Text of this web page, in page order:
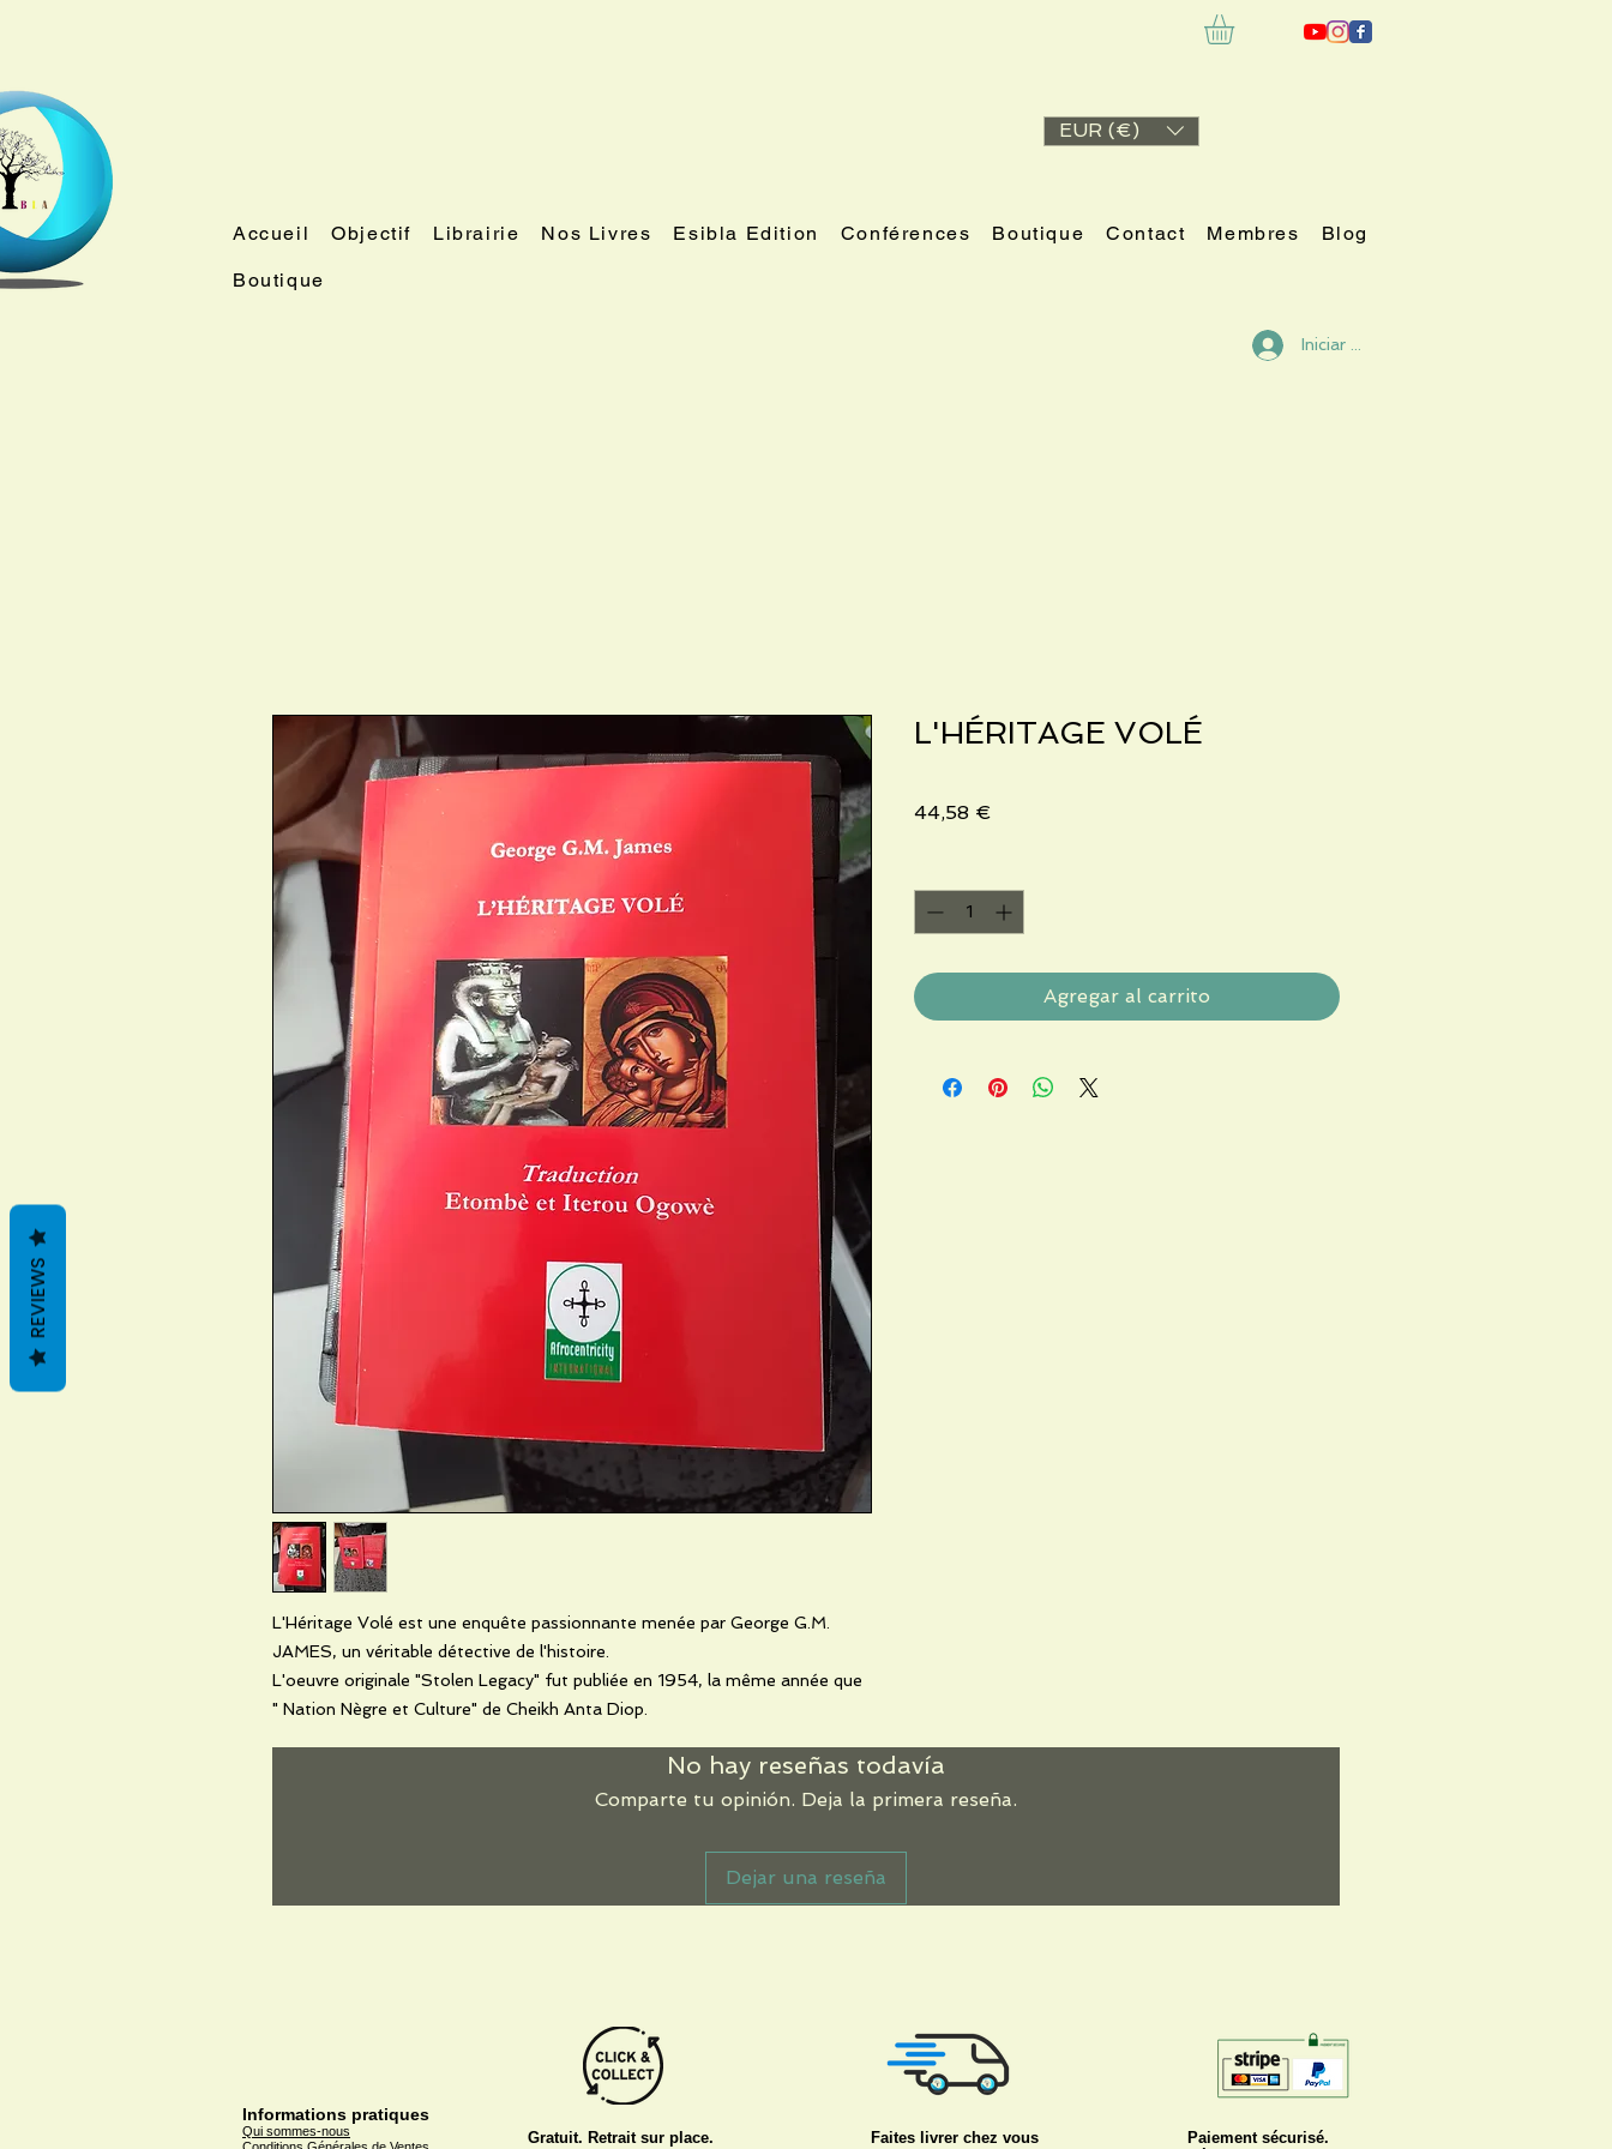
EUR (€)
Accueil Objectif Librairie Nos Livres Esibla Edition Conférences Boutique Contact Membres Blog
Boutique
Iniciar sesión
L'Héritage Volé est une enquête passionnante menée par George G.M.
JAMES, un véritable détective de l'histoire.
L'oeuvre originale "Stolen Legacy" fut publiée en 1954, la même année que
" Nation Nègre et Culture" de Cheikh Anta Diop.
L'HÉRITAGE VOLÉ
44,58 €
Agregar al carrito
No hay reseñas todavía
Comparte tu opinión. Deja la primera reseña.
Dejar una reseña
Informations pratiques
Qui sommes-nous
Gratuit. Retrait sur place.
Faites livrer chez vous
Paiement sécurisé.
REVIEWS